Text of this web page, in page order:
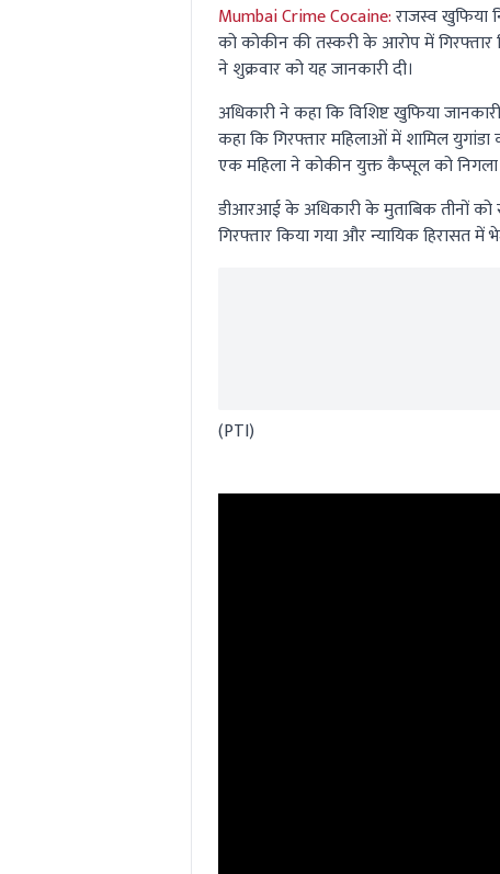
Mumbai Crime Cocaine:राजस्व खुफिया
को कोकीन की तस्करी के आरोप में
ने शुक्रवार को यह जानकारी दी।
अधिकारी ने कहा कि विशिष्ट खुफिया
कहा कि गिरफ्तार महिलाओं में शामिल
एक महिला ने कोकीन युक्त कैप्सूल को
डीआरआई के अधिकारी के मुताबिक तीनों को
गिरफ्तार किया गया और न्यायिक हिरासत में
(PTI)